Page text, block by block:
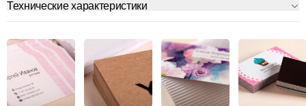
Технические характеристики